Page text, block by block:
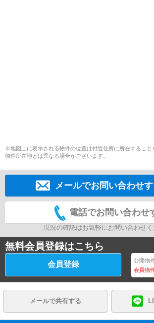
※地図上に表示される物件の位置は付近住所に所在すること
物件所在地とは異なる場合がございます。
メールでお問い合わせ
電話でお問い合わせ
現況の確認はお気軽にお問い合わせく
無料会員登録はこちら
会員登録 公開物
会員物
メールで共有する